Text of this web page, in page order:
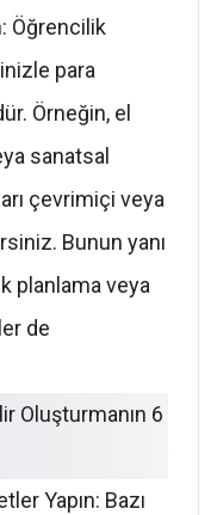
Öğrencilik
para
Örneğin, el
sanatsal
çevrimiçi veya
Bunun yanı
planlama veya
de
Yapın: Bazı